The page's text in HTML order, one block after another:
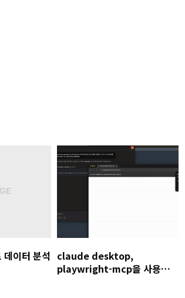
데이터 분석 claude desktop,
playwright-mcp을 사용한